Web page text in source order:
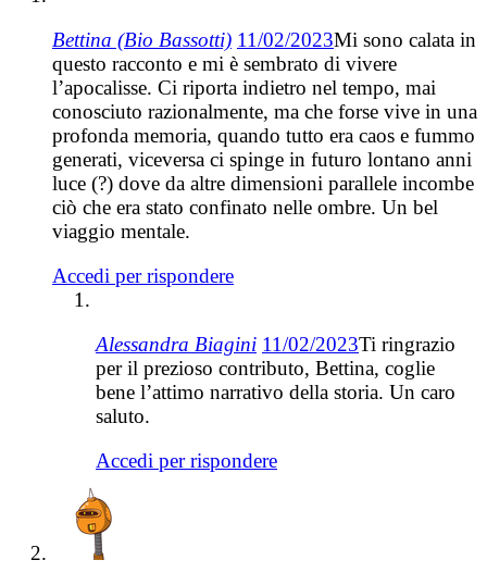
Bettina (Bio Bassotti) 11/02/2023Mi sono calata in
questo racconto e mi è sembrato di vivere
l’apocalisse. Ci riporta indietro nel tempo, mai
conosciuto razionalmente, ma che forse vive in una
profonda memoria, quando tutto era caos e fummo
generati, viceversa ci spinge in futuro lontano anni
luce (?) dove da altre dimensioni parallele incombe
ciò che era stato confinato nelle ombre. Un bel
viaggio mentale.
Accedi per rispondere
Alessandra Biagini 11/02/2023Ti ringrazio
per il prezioso contributo, Bettina, coglie
bene l’attimo narrativo della storia. Un caro
saluto.
Accedi per rispondere